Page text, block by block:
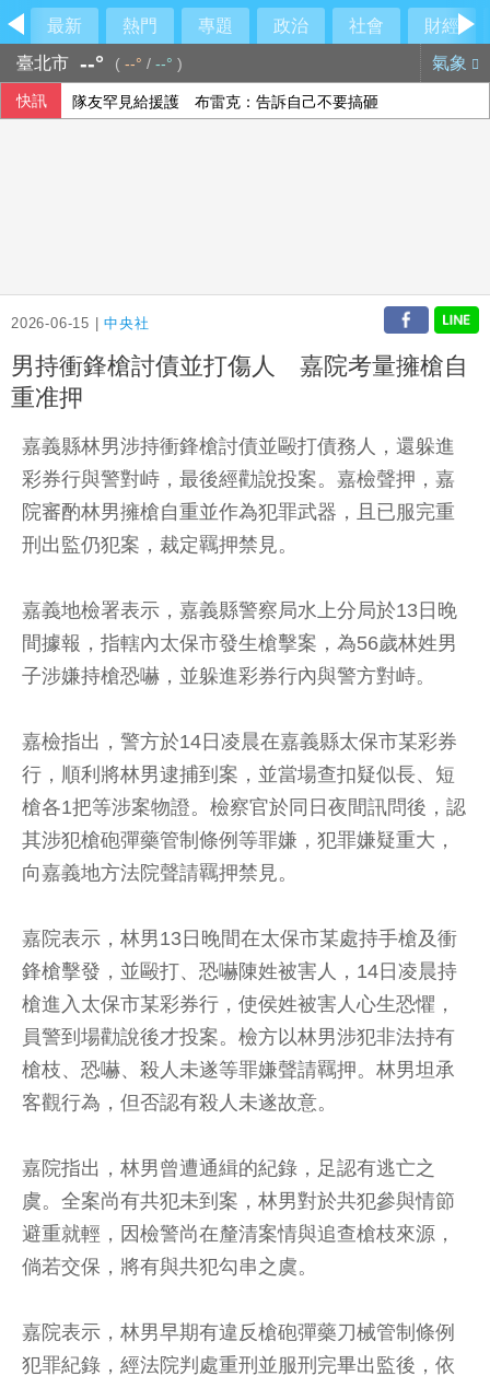
最新 熱門 專題 政治 社會
財經
臺北市 --° ( --° / --° ) 氣象
快訊 隊友罕見給援護 布雷克：告訴自己不要搞砸
2026-06-15 |中央社
男持衝鋒槍討債並打傷人 嘉院考量擁槍自
重准押
嘉義縣林男涉持衝鋒槍討債並毆打債務人，還躲進
彩券行與警對峙，最後經勸說投案。嘉檢聲押，嘉
院審酌林男擁槍自重並作為犯罪武器，且已服完重
刑出監仍犯案，裁定羈押禁見。
嘉義地檢署表示，嘉義縣警察局水上分局於13日晚
間據報，指轄內太保市發生槍擊案，為56歲林姓男
子涉嫌持槍恐嚇，並躲進彩券行內與警方對峙。
嘉檢指出，警方於14日凌晨在嘉義縣太保市某彩券
行，順利將林男逮捕到案，並當場查扣疑似長、短
槍各1把等涉案物證。檢察官於同日夜間訊問後，認
其涉犯槍砲彈藥管制條例等罪嫌，犯罪嫌疑重大，
向嘉義地方法院聲請羈押禁見。
嘉院表示，林男13日晚間在太保市某處持手槍及衝
鋒槍擊發，並毆打、恐嚇陳姓被害人，14日凌晨持
槍進入太保市某彩券行，使侯姓被害人心生恐懼，
員警到場勸說後才投案。檢方以林男涉犯非法持有
槍枝、恐嚇、殺人未遂等罪嫌聲請羈押。林男坦承
客觀行為，但否認有殺人未遂故意。
嘉院指出，林男曾遭通緝的紀錄，足認有逃亡之
虞。全案尚有共犯未到案，林男對於共犯參與情節
避重就輕，因檢警尚在釐清案情與追查槍枝來源，
倘若交保，將有與共犯勾串之虞。
嘉院表示，林男早期有違反槍砲彈藥刀械管制條例
犯罪紀錄，經法院判處重刑並服刑完畢出監後，依